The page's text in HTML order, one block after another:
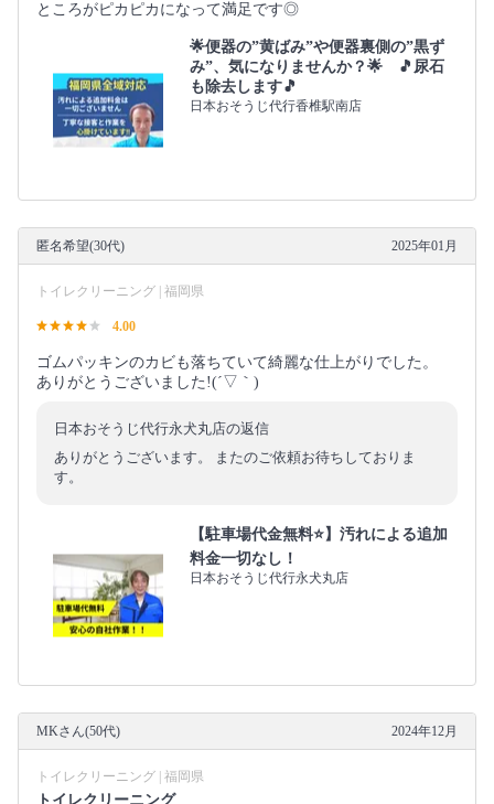
ところがピカピカになって満足です◎
🌟便器の”黄ばみ”や便器裏側の”黒ず
み”、気になりませんか？🌟 🎵尿石
も除去します🎵
日本おそうじ代行香椎駅南店
匿名希望(30代) 2025年01月
トイレクリーニング | 福岡県
4.00
ゴムパッキンのカビも落ちていて綺麗な仕上がりでした。
ありがとうございました!(´▽｀)
日本おそうじ代行永犬丸店の返信
ありがとうございます。 またのご依頼お待ちしておりま
す。
【駐車場代金無料⭐️】汚れによる追加
料金一切なし！
日本おそうじ代行永犬丸店
MKさん(50代) 2024年12月
トイレクリーニング | 福岡県
トイレクリーニング